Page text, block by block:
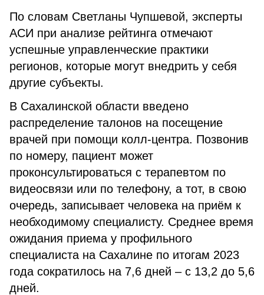
По словам Светланы Чупшевой, эксперты
АСИ при анализе рейтинга отмечают
успешные управленческие практики
регионов, которые могут внедрить у себя
другие субъекты.
В Сахалинской области введено
распределение талонов на посещение
врачей при помощи колл-центра. Позвонив
по номеру, пациент может
проконсультироваться с терапевтом по
видеосвязи или по телефону, а тот, в свою
очередь, записывает человека на приём к
необходимому специалисту. Среднее время
ожидания приема у профильного
специалиста на Сахалине по итогам 2023
года сократилось на 7,6 дней – с 13,2 до 5,6
дней.